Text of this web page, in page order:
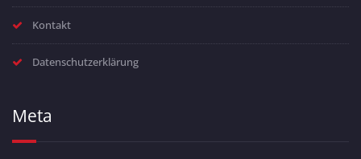
Kontakt
Datenschutzerklärung
Meta